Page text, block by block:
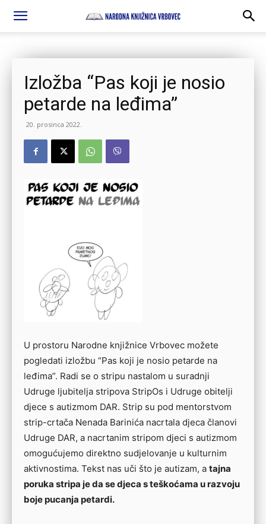
Izložba “Pas koji je nosio
petarde na leđima”
20. prosinca 2022.
U prostoru Narodne knjižnice Vrbovec možete
pogledati izložbu “Pas koji je nosio petarde na
leđima”. Radi se o stripu nastalom u suradnji
Udruge ljubitelja stripova StripOs i Udruge obitelji
djece s autizmom DAR. Strip su pod mentorstvom
strip-crtača Nenada Barinića nacrtala djeca članovi
Udruge DAR, a nacrtanim stripom djeci s autizmom
omogućujemo direktno sudjelovanje u kulturnim
aktivnostima. Tekst nas uči što je autizam, a tajna
poruka stripa je da se djeca s teškoćama u razvoju
boje pucanja petardi.